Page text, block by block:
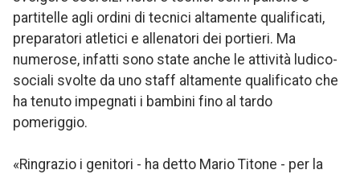
partitelle agli ordini di tecnici altamente qualificati,
preparatori atletici e allenatori dei portieri. Ma
numerose, infatti sono state anche le attività ludico-
sociali svolte da uno staff altamente qualificato che
ha tenuto impegnati i bambini fino al tardo
pomeriggio.
«Ringrazio i genitori - ha detto Mario Titone - per la